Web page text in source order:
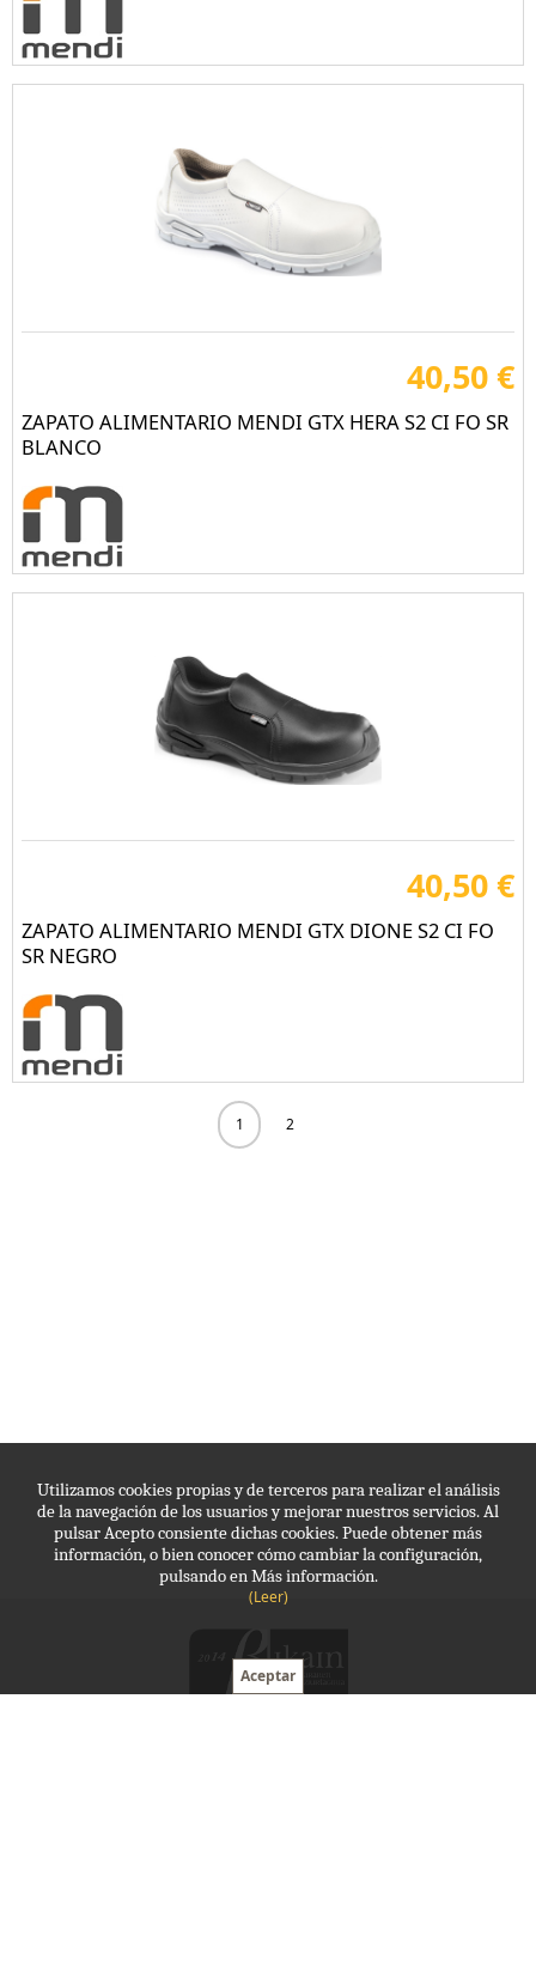
Utilizamos cookies propias y de terceros para realizar el análisis
de la navegación de los usuarios y mejorar nuestros servicios. Al
pulsar Acepto consiente dichas cookies. Puede obtener más
información, o bien conocer cómo cambiar la configuración,
pulsando en Más información.
(Leer)
40,50 €
ZAPATO ALIMENTARIO MENDI GTX HERA S2 CI FO SR
BLANCO
40,50 €
ZAPATO ALIMENTARIO MENDI GTX DIONE S2 CI FO
SR NEGRO
1 2